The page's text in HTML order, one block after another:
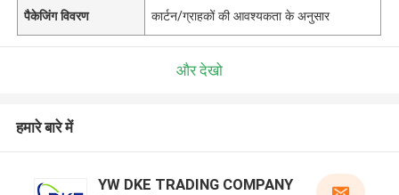
पैकेजिंग विवरण कार्टन/ग्राहकों की आवश्यकता के अनुसार
और देखो
हमारे बारे में
YW DKE TRADING COMPANY